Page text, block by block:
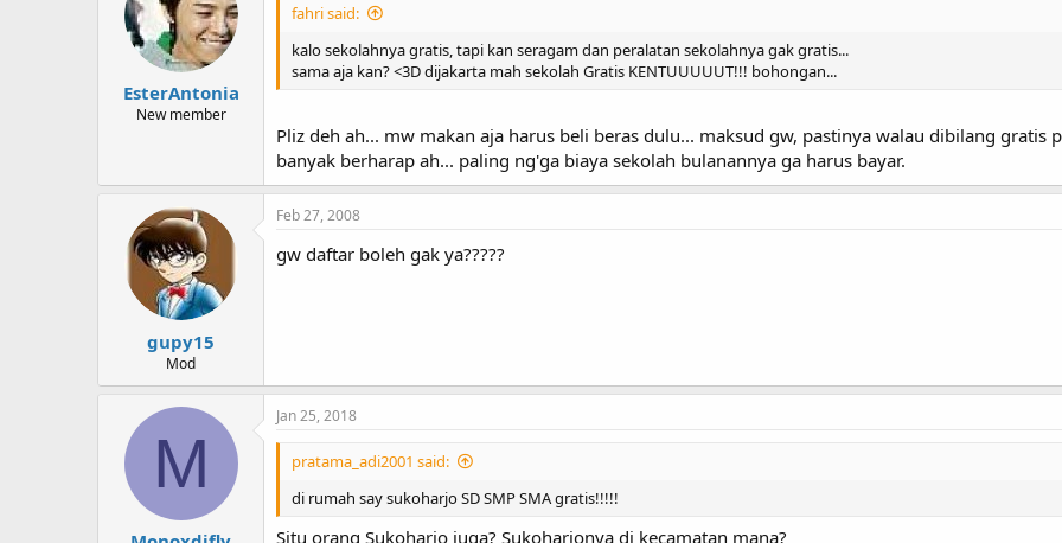
EsterAntonia
New member
fahri said:
kalo sekolahnya gratis, tapi kan seragam dan peralatan sekolahnya gak gratis...
sama aja kan? <3D dijakarta mah sekolah Gratis KENTUUUUUT!!! bohongan...
Pliz deh ah... mw makan aja harus beli beras dulu... maksud gw, pastinya walau dibilang
banyak berharap ah... paling ng'ga biaya sekolah bulanannya ga harus bayar.
gupy15
Mod
Feb 27, 2008
gw daftar boleh gak ya?????
M
Jan 25, 2018
pratama_adi2001 said:
di rumah say sukoharjo SD SMP SMA gratis!!!!!
Situ orang Sukoharjo juga? Sukoharjonya di kecamatan mana?